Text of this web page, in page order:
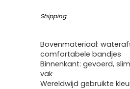
Shipping.
Bovenmateriaal:
comfortabele bandjes
Binnenkant: gevoerd,
vak
Wereldwijd gebruikte